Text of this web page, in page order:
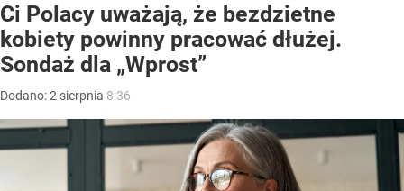
Ci Polacy uważają, że bezdzietne
kobiety powinny pracować dłużej.
Sondaż dla „Wprost”
Dodano:2 sierpnia 8:36